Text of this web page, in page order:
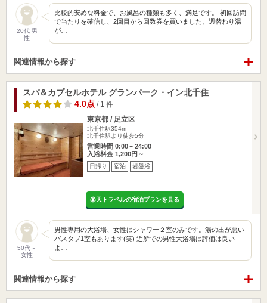
20代 男
性
比較的安めな料金で、お風呂の種類も多く、満足です。 初回訪問
で当たりを確信し、2回目から回数券を買いました。週替わり湯
が…
関連情報から探す
スパ＆カプセルホテル グランパーク・イン北千住
4.0点 / 1 件
東京都 / 足立区
北千住駅354m
北千住駅より徒歩5分
営業時間 0:00～24:00
入浴料金 1,200円～
日帰り 宿泊 岩盤浴
楽天トラベルの宿泊プランを見る
50代～
女性
男性専用の大浴場、女性はシャワー２室のみです。湯の出が悪い
バスタブ1室もあります(笑) 近所での男性大浴場は評価は良い
よ…
関連情報から探す